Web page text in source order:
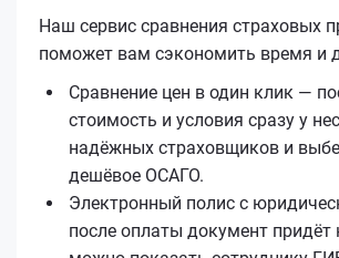
Наш сервис сравнения страховых
поможет вам сэкономить время и
Сравнение цен в один клик —
стоимость и условия сразу у
надёжных страховщиков и
дешёвое ОСАГО.
Электронный полис с
после оплаты документ придёт